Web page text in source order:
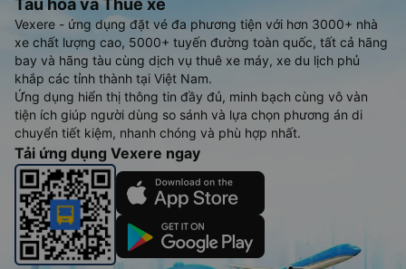
Tàu hoả và Thuê xe
Vexere - ứng dụng đặt vé đa phương tiện với hơn 3000+ nhà
xe chất lượng cao, 5000+ tuyến đường toàn quốc, tất cả hãng
bay và hãng tàu cùng dịch vụ thuê xe máy, xe du lịch phủ
khắp các tỉnh thành tại Việt Nam.
Ứng dụng hiển thị thông tin đầy đủ, minh bạch cùng vô vàn
tiện ích giúp người dùng so sánh và lựa chọn phương án di
chuyển tiết kiệm, nhanh chóng và phù hợp nhất.
Tải ứng dụng Vexere ngay